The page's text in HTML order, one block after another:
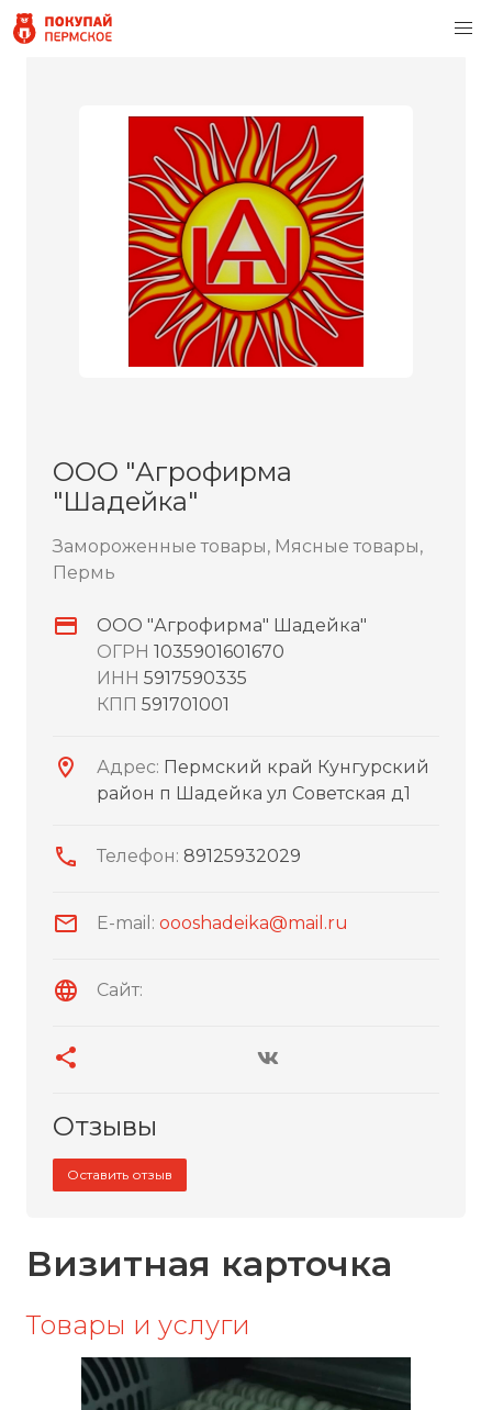
ООО "Агрофирма
"Шадейка"
Замороженные товары, Мясные товары,
Пермь
ООО "Агрофирма" Шадейка"
ОГРН 1035901601670
ИНН 5917590335
КПП 591701001
Адрес: Пермский край Кунгурский
район п Шадейка ул Советская д1
Телефон: 89125932029
E-mail: oooshadeika@mail.ru
Сайт:
Отзывы
Оставить отзыв
Визитная карточка
Товары и услуги